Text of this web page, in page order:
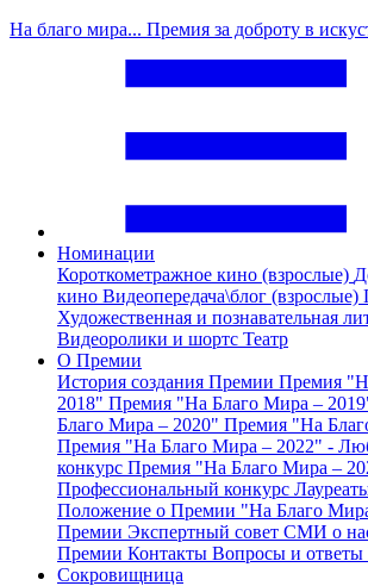
На благо мира... Премия за доброту в
Номинации
Короткометражное кино (взрослые)
кино Видеопередача\блог (взрослые)
Художественная и познавательная
Видеоролики и шортс Театр
О Премии
История создания Премии Премия
2018" Премия "На Благо Мира –
Благо Мира – 2020" Премия "На
Премия "На Благо Мира – 2022" -
конкурс Премия "На Благо Мира –
Профессиональный конкурс
Положение о Премии "На Благо
Премии Экспертный совет СМИ о
Премии Контакты Вопросы и ответы
Сокровищница